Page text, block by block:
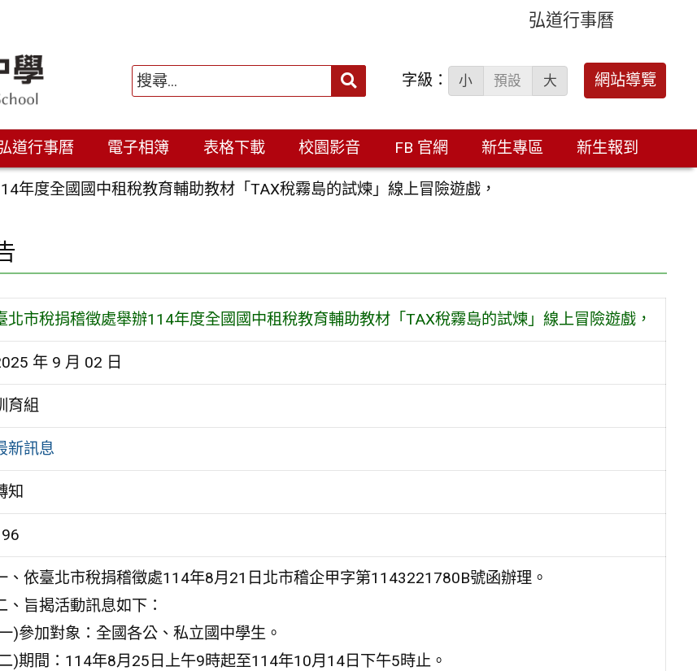
弘道行事曆
搜
字級： 小 預設 大 網站導覽
道行事曆 電子相簿 表格下載 校園影音 FB 官網 新生專區 新生報到
年度全國國中租稅教育輔助教材「TAX稅霧島的試煉」線上冒險遊戲，
北市稅捐稽徵處舉辦114年度全國國中租稅教育輔助教材「TAX稅霧島的試煉」線上冒險遊戲，
年 9 月 02 日
育組
新訊息
知
、依臺北市稅捐稽徵處114年8月21日北市稽企甲字第1143221780B號函辦理。
、旨揭活動訊息如下：
)參加對象：全國各公、私立國中學生。
)期間：114年8月25日上午9時起至114年10月14日下午5時止。